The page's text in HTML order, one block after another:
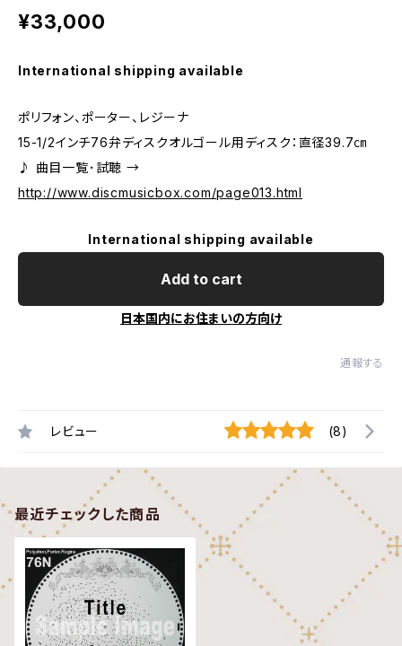
¥33,000
International shipping available
ポリフォン、ポーター、レジーナ
15-1/2インチ76弁ディスクオルゴール用ディスク：直径39.7㎝
♪ 曲目一覧･試聴 →
http://www.discmusicbox.com/page013.html
International shipping available
Add to cart
日本国内にお住まいの方向け
通報する
レビュー (8)
最近チェックした商品